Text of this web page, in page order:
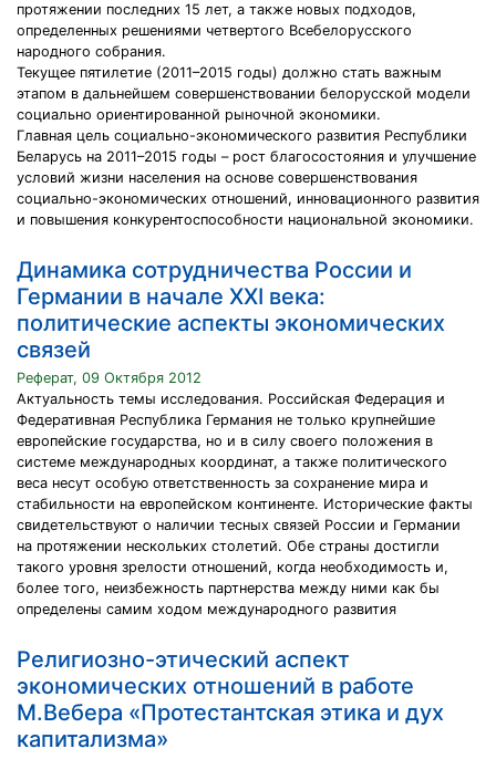
протяжении последних 15 лет, а также новых подходов,
определенных решениями четвертого Всебелорусского
народного собрания.
Текущее пятилетие (2011–2015 годы) должно стать важным
этапом в дальнейшем совершенствовании белорусской модели
социально ориентированной рыночной экономики.
Главная цель социально-экономического развития Республики
Беларусь на 2011–2015 годы – рост благосостояния и улучшение
условий жизни населения на основе совершенствования
социально-экономических отношений, инновационного развития
и повышения конкурентоспособности национальной экономики.
Динамика сотрудничества России и
Германии в начале XXI века:
политические аспекты экономических
связей
Реферат, 09 Октября 2012
Актуальность темы исследования. Российская Федерация и
Федеративная Республика Германия не только крупнейшие
европейские государства, но и в силу своего положения в
системе международных координат, а также политического
веса несут особую ответственность за сохранение мира и
стабильности на европейском континенте. Исторические факты
свидетельствуют о наличии тесных связей России и Германии
на протяжении нескольких столетий. Обе страны достигли
такого уровня зрелости отношений, когда необходимость и,
более того, неизбежность партнерства между ними как бы
определены самим ходом международного развития
Религиозно-этический аспект
экономических отношений в работе
М.Вебера «Протестантская этика и дух
капитализма»